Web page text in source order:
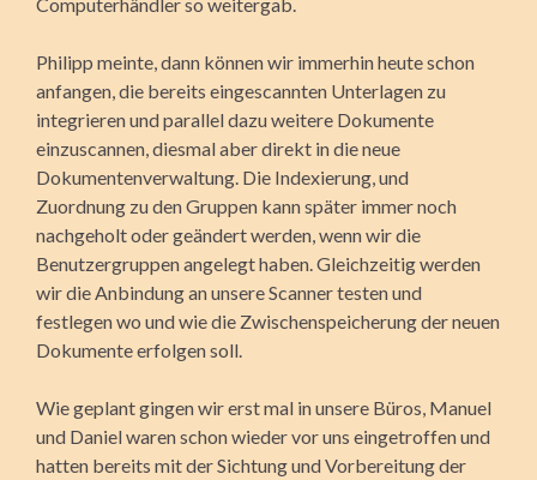
Philipp meinte, dann können wir immerhin heute schon
anfangen, die bereits eingescannten Unterlagen zu
integrieren und parallel dazu weitere Dokumente
einzuscannen, diesmal aber direkt in die neue
Dokumenten­verwaltung. Die Indexierung, und
Zuordnung zu den Gruppen kann später immer noch
nachgeholt oder geändert werden, wenn wir die
Benutzergruppen angelegt haben. Gleichzeitig werden
wir die Anbindung an unsere Scanner testen und
festlegen wo und wie die Zwischenspeicherung der neuen
Dokumente erfolgen soll.
Wie geplant gingen wir erst mal in unsere Büros, Manuel
und Daniel waren schon wieder vor uns eingetroffen und
hatten bereits mit der Sichtung und Vorbereitung der